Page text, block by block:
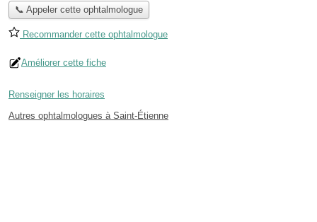
📞 Appeler cette ophtalmologue
Recommander cette ophtalmologue
Améliorer cette fiche
Renseigner les horaires
Autres ophtalmologues à Saint-Étienne